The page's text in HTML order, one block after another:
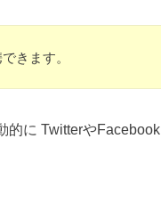
きます。
的に TwitterやFacebook